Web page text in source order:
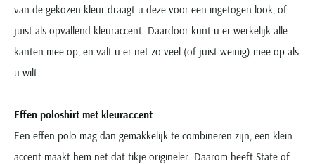
van de gekozen kleur draagt u deze voor een ingetogen look, of
juist als opvallend kleuraccent. Daardoor kunt u er werkelijk alle
kanten mee op, en valt u er net zo veel (of juist weinig) mee op als
u wilt.
Effen poloshirt met kleuraccent
Een effen polo mag dan gemakkelijk te combineren zijn, een klein
accent maakt hem net dat tikje origineler. Daarom heeft State of